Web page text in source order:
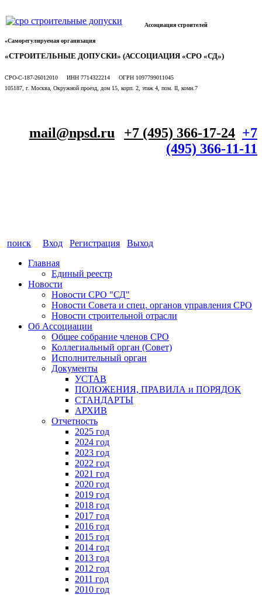
Ассоциация строителей
«Саморегулируемая организация
«СТРОИТЕЛЬНЫЕ ДОПУСКИ» (АССОЦИАЦИЯ «СРО «СД»)
СРО-С-187-26012010 ИНН 7714322214 ОГРН 1097799011045
105187, г. Москва, Окружной проезд, дом 15, корп. 2, этаж 4, пом. II, комн.7
mail@npsd.ru +7 (495) 366-17-24 +7
(495) 366-11-11
поиск Вход Регистрация
Выход
Главная
Единый реестр
Новости
Новости СРО "СД"
Новости Совета и спец. органов управления СРО
Новости строительной отрасли
Об Ассоциации
Общее собрание членов СРО
Коллегиальный орган (Совет)
Исполнительный орган
Документы
УСТАВ
ПОЛОЖЕНИЯ, ПРАВИЛА и ПОРЯДОК
СТАНДАРТЫ
АРХИВ
Отчетность
2025 год
2024 год
2023 год
2022 год
2021 год
2020 год
2019 год
2018 год
2017 год
2016 год
2015 год
2014 год
2013 год
2012 год
2011 год
2010 год